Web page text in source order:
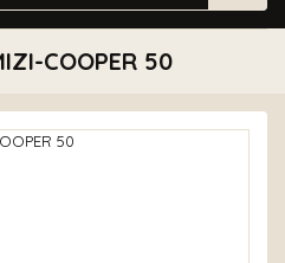
COOPER 50